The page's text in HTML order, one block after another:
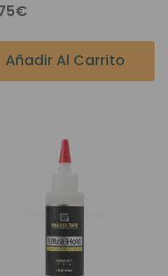
Añadir Al Carrito